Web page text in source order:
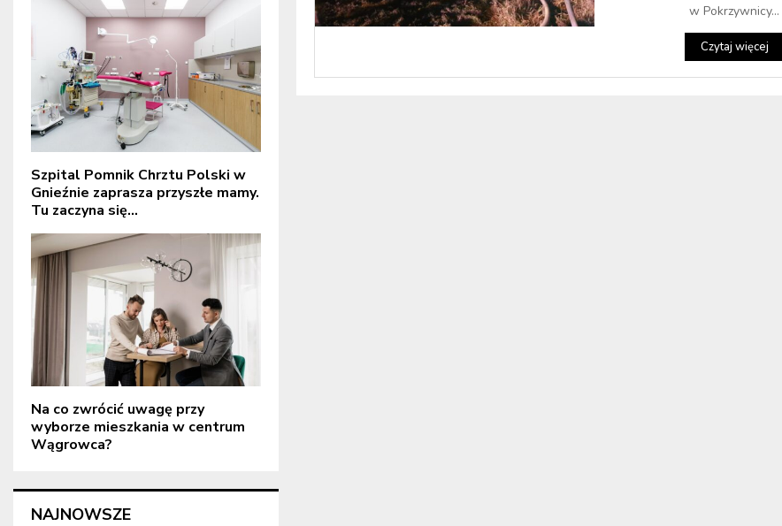
w Pokrzywnicy...
Czytaj więcej
Szpital Pomnik Chrztu Polski w
Gnieźnie zaprasza przyszłe mamy.
Tu zaczyna się...
Na co zwrócić uwagę przy
wyborze mieszkania w centrum
Wągrowca?
NAJNOWSZE